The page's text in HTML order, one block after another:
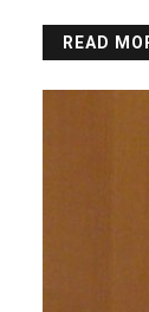
READ